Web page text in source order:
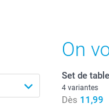
On
Set de
4 variantes
Dès 11,99